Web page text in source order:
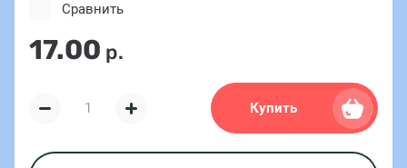
17.00 р.
Сравнить
Купить